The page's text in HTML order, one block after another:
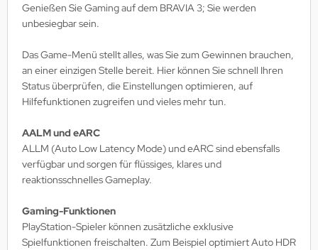
Genießen Sie Gaming auf dem BRAVIA 3; Sie werden
unbesiegbar sein.
Das Game-Menü stellt alles, was Sie zum Gewinnen brauchen,
an einer einzigen Stelle bereit. Hier können Sie schnell Ihren
Status überprüfen, die Einstellungen optimieren, auf
Hilfefunktionen zugreifen und vieles mehr tun.
AALM und eARC
ALLM (Auto Low Latency Mode) und eARC sind ebensfalls
verfügbar und sorgen für flüssiges, klares und
reaktionsschnelles Gameplay.
Gaming-Funktionen
PlayStation-Spieler können zusätzliche exklusive
Spielfunktionen freischalten. Zum Beispiel optimiert Auto HDR